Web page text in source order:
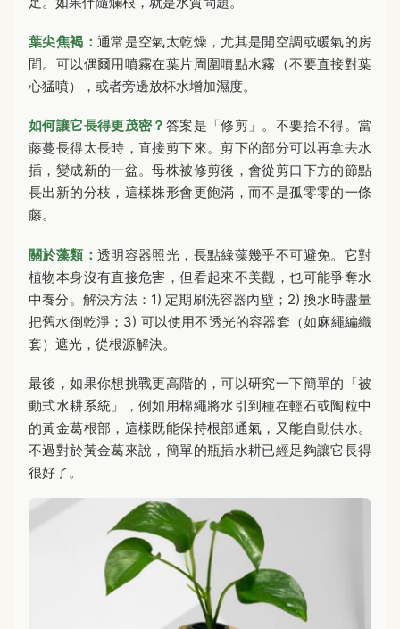
葉尖焦褐： 通常是空氣太乾燥，尤其是開空調或暖氣的房
間。可以偶爾用噴霧在葉片周圍噴點水霧（不要直接對葉
心猛噴），或者旁邊放杯水增加濕度。
如何讓它長得更茂密？ 答案是「修剪」。不要捨不得。當
藤蔓長得太長時，直接剪下來。剪下的部分可以再拿去水
插，變成新的一盆。母株被修剪後，會從剪口下方的節點
長出新的分枝，這樣株形會更飽滿，而不是孤零零的一條
藤。
關於藻類： 透明容器照光，長點綠藻幾乎不可避免。它對
植物本身沒有直接危害，但看起來不美觀，也可能爭奪水
中養分。解決方法：1) 定期刷洗容器內壁；2) 換水時盡量
把舊水倒乾淨；3) 可以使用不透光的容器套（如麻繩編織
套）遮光，從根源解決。
最後，如果你想挑戰更高階的，可以研究一下簡單的「被
動式水耕系統」，例如用棉繩將水引到種在輕石或陶粒中
的黃金葛根部，這樣既能保持根部通氣，又能自動供水。
不過對於黃金葛來說，簡單的瓶插水耕已經足夠讓它長得
很好了。